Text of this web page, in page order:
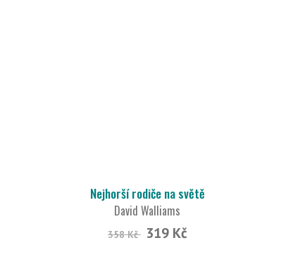
Nejhorší rodiče na světě
David Walliams
358 Kč 319 Kč